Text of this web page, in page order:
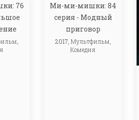
76
Ми-ми-мишки: 84
серия - Модный
приговор
2017, Мультфильм
Комедия